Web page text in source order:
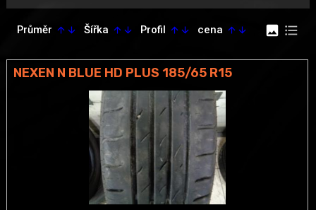
Průměr arrow_upward arrow_downward Šířka arrow_upward arrow_downward Profil arrow_upward arrow_downward cena arrow_upward arrow_downward image format_list_bulleted
NEXEN N BLUE HD PLUS 185/65 R15